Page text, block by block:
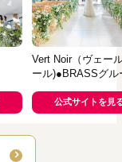
Vert Noir（ヴェー
ール)●BRASSグル
公式サイトを見